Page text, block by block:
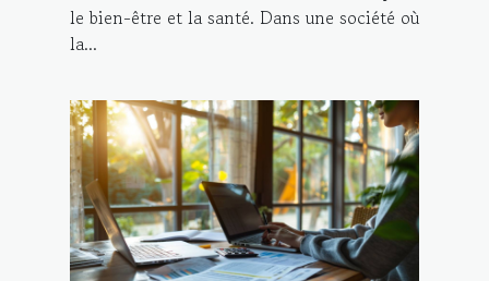
le bien-être et la santé. Dans une société où
la...